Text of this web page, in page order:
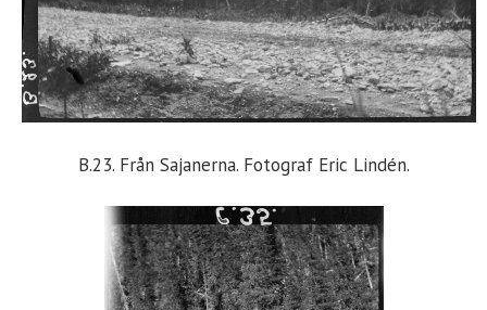
B.23. Från Sajanerna. Fotograf Eric Lindén.